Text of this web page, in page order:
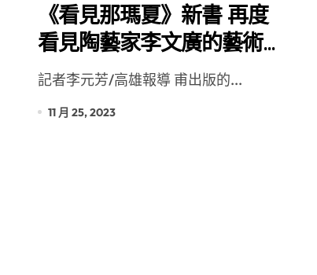
《看見那瑪夏》新書 再度
看見陶藝家李文廣的藝術
風采
記者李元芳/高雄報導 甫出版的...
11 月 25, 2023